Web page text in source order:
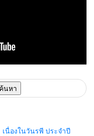
นื่องในวันรพี ประจำปี